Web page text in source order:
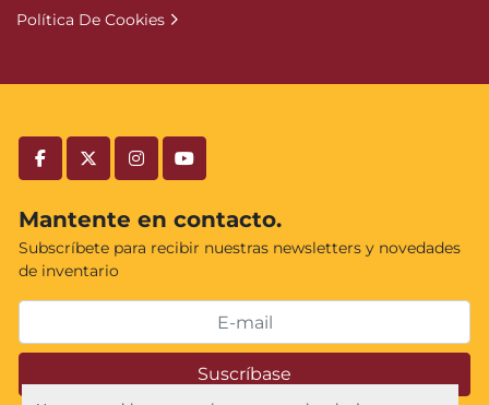
facebooktwitterinstagramyoutube
Mantente en contacto.
Subscríbete para recibir nuestras newsletters y novedades
de inventario
Suscríbase
Política De Cookies